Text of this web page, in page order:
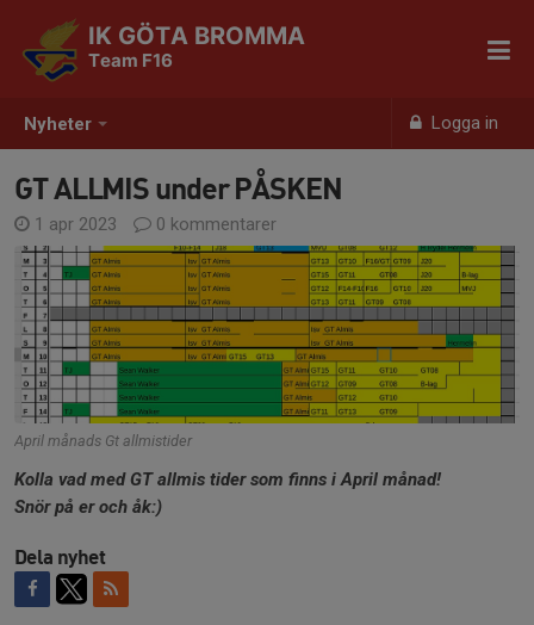
Nyheter Logga in
IK GÖTA BROMMA
Team F16
GT ALLMIS under PÅSKEN
1 apr 2023 0 kommentarer
April månads Gt allmistider
Kolla vad med GT allmis tider som finns i April månad!
Snör på er och åk:)
Dela nyhet